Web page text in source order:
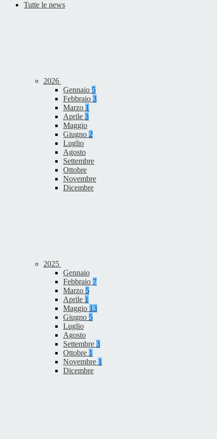
Tutte le news
2026
Gennaio 5
Febbraio 3
Marzo 1
Aprile 3
Maggio
Giugno 2
Luglio
Agosto
Settembre
Ottobre
Novembre
Dicembre
2025
Gennaio
Febbraio 7
Marzo 5
Aprile 1
Maggio 13
Giugno 5
Luglio
Agosto
Settembre 3
Ottobre 1
Novembre 1
Dicembre